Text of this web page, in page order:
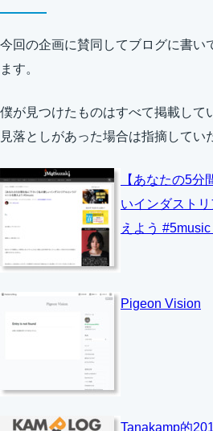
今回の企画に賛同してブログに書い
ます。
僕が見つけたものはすべて掲載して
見落としがあった場合は指摘してい
【あなたの5分
いインダスト
えよう
Pigeon Vision
Tanakamp的